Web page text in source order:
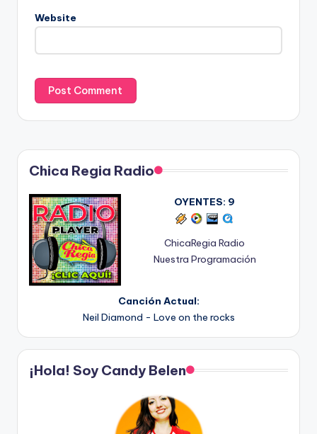
Website
Chica Regia Radio
OYENTES: 9
ChicaRegia Radio
Nuestra Programación
Canción Actual:
Neil Diamond - Love on the rocks
¡Hola! Soy Candy Belen